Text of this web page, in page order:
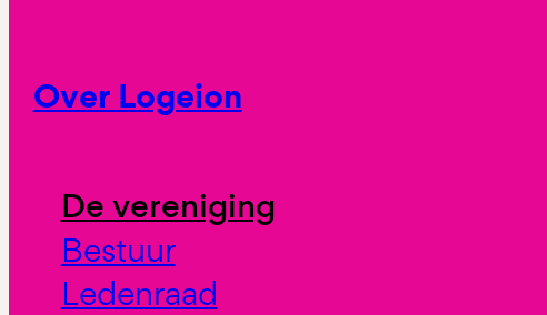
Over Logeion
De vereniging
Bestuur
Ledenraad